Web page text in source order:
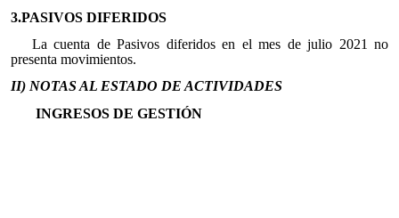
3.PASIVOS DIFERIDOS
La cuenta de Pasivos diferidos en el mes de julio 2021 no
presenta movimientos.
II) NOTAS AL ESTADO DE ACTIVIDADES
INGRESOS DE GESTIÓN